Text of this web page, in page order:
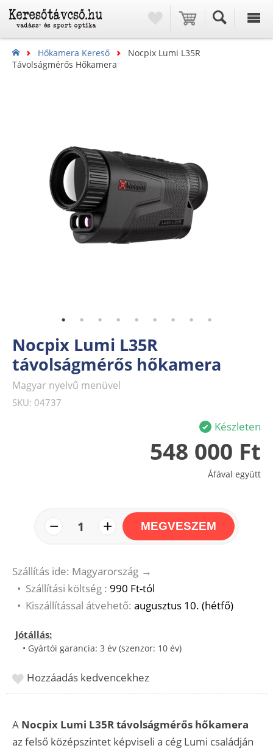
Hőkamera Kereső
Nocpix Lumi L35R
Távolságmérős Hőkamera
Nocpix Lumi L35R
távolságmérős hőkamera
Magyar nyelvű menüvel
SKU: 04737
Készleten
548 000 Ft
Áfával együtt
− 1 + MEGVESZEM
Szállítás ide: Magyarország →
• Szállítási költség : 990 Ft-tól
• Kiszállítással átvehető: augusztus 10. (hétfő)
Jótállás:
• Gyártói garancia: 3 év (szenzor: 10 év)
Hozzáadás kedvencekhez
A Nocpix Lumi L35R távolságmérős hőkamera
az felső középszintet képviseli a cég Lumi családján